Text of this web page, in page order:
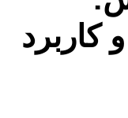
کاربرد